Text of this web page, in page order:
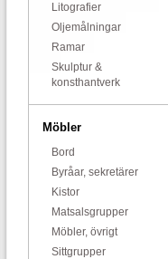
Litografier
Oljemålningar
Ramar
Skulptur &
konsthantverk
Möbler
Bord
Byråar, sekretärer
Kistor
Matsalsgrupper
Möbler, övrigt
Sittgrupper